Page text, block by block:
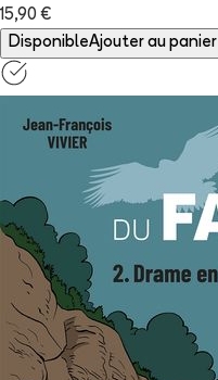
15,90 €
DisponibleAjouter au panier